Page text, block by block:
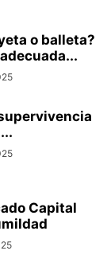
o balleta?
Capital